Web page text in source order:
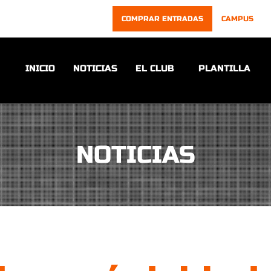
COMPRAR ENTRADAS CAMPUS
INICIO NOTICIAS EL CLUB PLANTILLA
NOTICIAS